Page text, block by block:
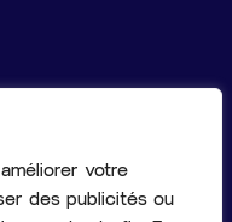
votre
des publicités ou